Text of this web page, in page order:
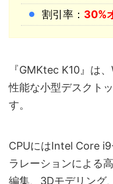
割引率： 30%
『GMKtec K10』は
性能な小型デスクト
す。
CPUにはIntel Core
ラレーションによる
編集、3Dモデリング